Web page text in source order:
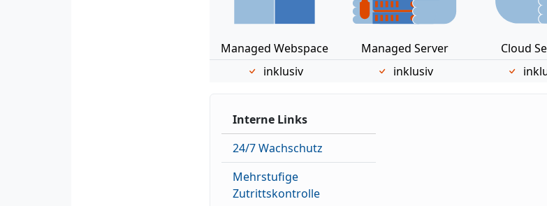
Managed Webspace Managed Server Cloud
inklusiv
inklusiv
Interne Links
24/7 Wachschutz
Mehrstufige
Zutrittskontrolle